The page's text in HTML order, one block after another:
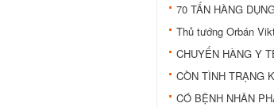
70 TẤN HÀNG
Thủ tướng Orbán
CHUYẾN HÀNG Y
CÒN TÌNH TRẠNG
CÓ BỆNH NHÂN